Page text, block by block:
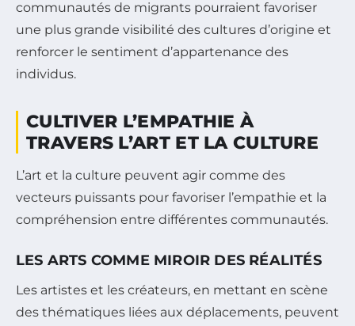
communautés de migrants pourraient favoriser
une plus grande visibilité des cultures d’origine et
renforcer le sentiment d’appartenance des
individus.
CULTIVER L’EMPATHIE À
TRAVERS L’ART ET LA CULTURE
L’art et la culture peuvent agir comme des
vecteurs puissants pour favoriser l’empathie et la
compréhension entre différentes communautés.
LES ARTS COMME MIROIR DES RÉALITÉS
Les artistes et les créateurs, en mettant en scène
des thématiques liées aux déplacements, peuvent